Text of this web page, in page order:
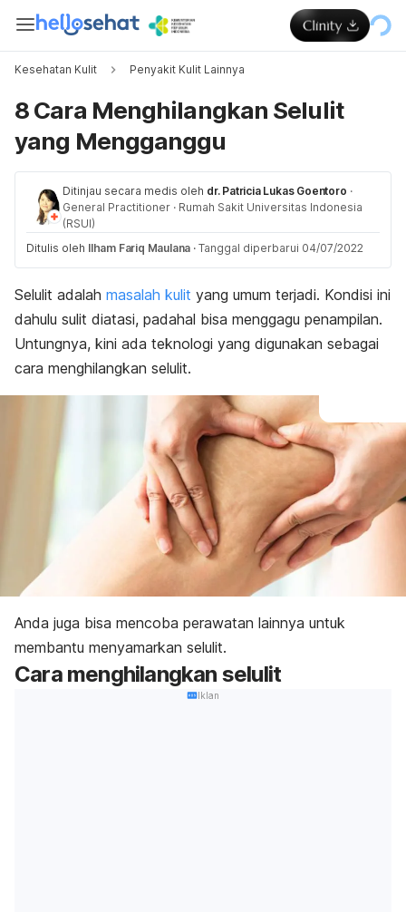
Kesehatan Kulit Penyakit Kulit Lainnya
8 Cara Menghilangkan Selulit
yang Mengganggu
Ditinjau secara medis oleh dr. Patricia Lukas Goentoro ·
General Practitioner · Rumah Sakit Universitas Indonesia
(RSUI)
Ditulis oleh Ilham Fariq Maulana · Tanggal diperbarui 04/07/2022
Selulit adalah masalah kulit yang umum terjadi. Kondisi ini
dahulu sulit diatasi, padahal bisa menggagu penampilan.
Untungnya, kini ada teknologi yang digunakan sebagai
cara menghilangkan selulit.
Anda juga bisa mencoba perawatan lainnya untuk
membantu menyamarkan selulit.
Cara menghilangkan selulit
Iklan